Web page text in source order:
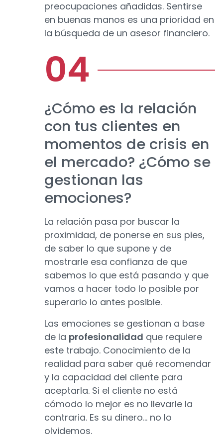
preocupaciones añadidas. Sentirse
en buenas manos es una prioridad en
la búsqueda de un asesor financiero.
¿Cómo es la relación
con tus clientes en
momentos de crisis en
el mercado? ¿Cómo se
gestionan las
emociones?
La relación pasa por buscar la
proximidad, de ponerse en sus pies,
de saber lo que supone y de
mostrarle esa confianza de que
sabemos lo que está pasando y que
vamos a hacer todo lo posible por
superarlo lo antes posible.
Las emociones se gestionan a base
de la profesionalidad que requiere
este trabajo. Conocimiento de la
realidad para saber qué recomendar
y la capacidad del cliente para
aceptarla. Si el cliente no está
cómodo lo mejor es no llevarle la
contraria. Es su dinero… no lo
olvidemos.